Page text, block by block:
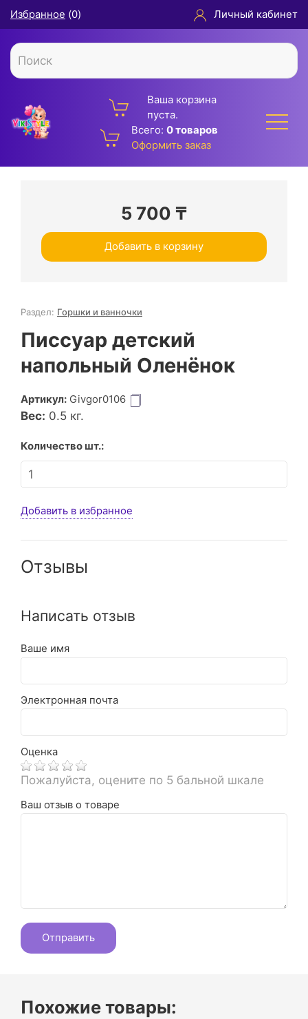
Избранное (0) Личный кабинет
Ваша корзина
пуста.
Всего: 0 товаров
Оформить заказ
5 700 ₸
Добавить в корзину
Раздел: Горшки и ванночки
Писсуар детский
напольный Оленёнок
Артикул: Givgor0106
Вес: 0.5 кг.
Количество шт.:
Добавить в избранное
Отзывы
Написать отзыв
Ваше имя
Электронная почта
Оценка
Пожалуйста, оцените по 5 бальной шкале
Ваш отзыв о товаре
Похожие товары: